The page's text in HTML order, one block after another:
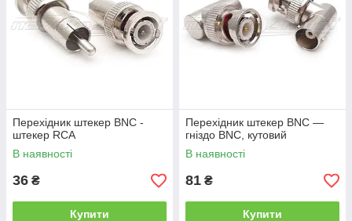
Перехідник штекер BNC -
штекер RCA
В наявності
36 ₴
Купити
Перехідник штекер BNC —
гніздо BNC, кутовий
В наявності
81 ₴
Купити